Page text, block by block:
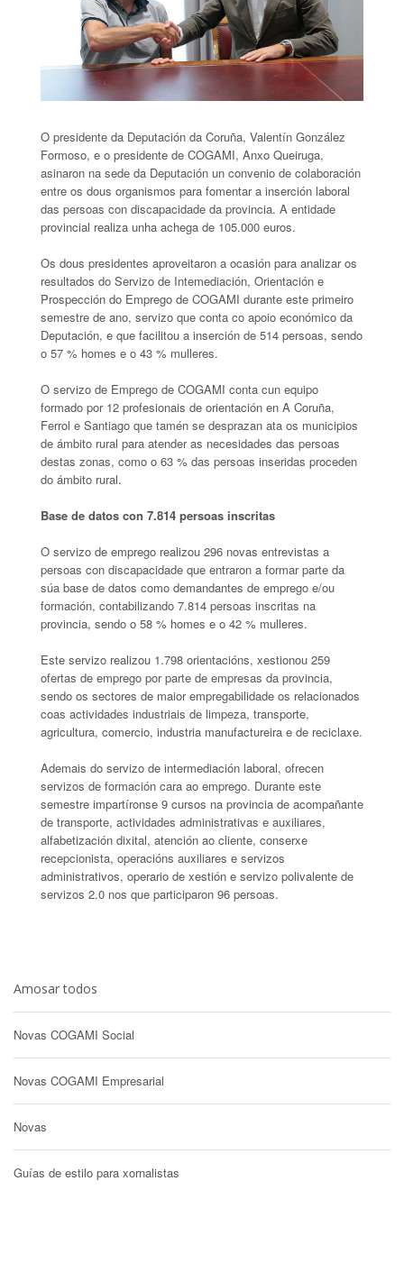
O presidente da Deputación da Coruña, Valentín González
Formoso, e o presidente de COGAMI, Anxo Queiruga,
asinaron na sede da Deputación un convenio de colaboración
entre os dous organismos para fomentar a inserción laboral
das persoas con discapacidade da provincia. A entidade
provincial realiza unha achega de 105.000 euros.
Os dous presidentes aproveitaron a ocasión para analizar os
resultados do Servizo de Intemediación, Orientación e
Prospección do Emprego de COGAMI durante este primeiro
semestre de ano, servizo que conta co apoio económico da
Deputación, e que facilitou a inserción de 514 persoas, sendo
o 57 % homes e o 43 % mulleres.
O servizo de Emprego de COGAMI conta cun equipo
formado por 12 profesionais de orientación en A Coruña,
Ferrol e Santiago que tamén se desprazan ata os municipios
de ámbito rural para atender as necesidades das persoas
destas zonas, como o 63 % das persoas inseridas proceden
do ámbito rural.
Base de datos con 7.814 persoas inscritas
O servizo de emprego realizou 296 novas entrevistas a
persoas con discapacidade que entraron a formar parte da
súa base de datos como demandantes de emprego e/ou
formación, contabilizando 7.814 persoas inscritas na
provincia, sendo o 58 % homes e o 42 % mulleres.
Este servizo realizou 1.798 orientacións, xestionou 259
ofertas de emprego por parte de empresas da provincia,
sendo os sectores de maior empregabilidade os relacionados
coas actividades industriais de limpeza, transporte,
agricultura, comercio, industria manufactureira e de reciclaxe.
Ademais do servizo de intermediación laboral, ofrecen
servizos de formación cara ao emprego. Durante este
semestre impartíronse 9 cursos na provincia de acompañante
de transporte, actividades administrativas e auxiliares,
alfabetización dixital, atención ao cliente, conserxe
recepcionista, operacións auxiliares e servizos
administrativos, operario de xestión e servizo polivalente de
servizos 2.0 nos que participaron 96 persoas.
Amosar todos
Novas COGAMI Social
Novas COGAMI Empresarial
Novas
Guías de estilo para xornalistas